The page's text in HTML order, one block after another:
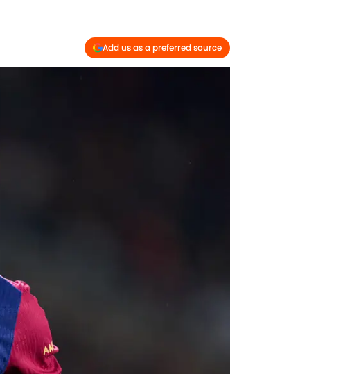
Add us as a preferred source